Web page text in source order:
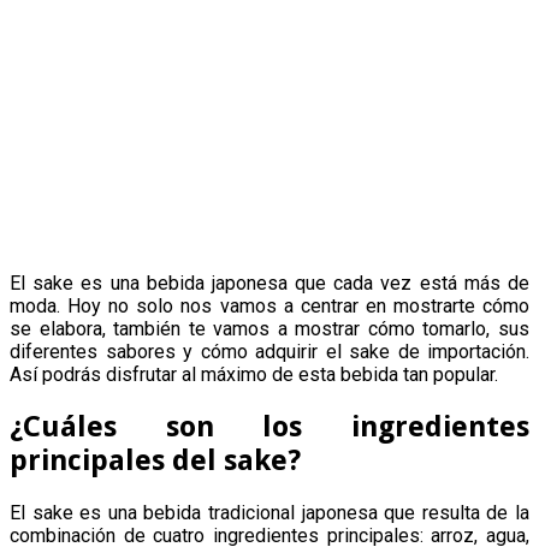
El sake es una bebida japonesa que cada vez está más de
moda. Hoy no solo nos vamos a centrar en mostrarte cómo
se elabora, también te vamos a mostrar cómo tomarlo, sus
diferentes sabores y cómo adquirir el sake de importación.
Así podrás disfrutar al máximo de esta bebida tan popular.
¿Cuáles son los ingredientes
principales del sake?
El sake es una bebida tradicional japonesa que resulta de la
combinación de cuatro ingredientes principales: arroz, agua,